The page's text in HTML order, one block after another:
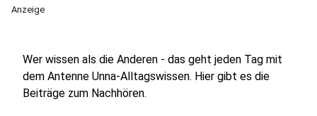
Anzeige
Wer wissen als die Anderen - das geht jeden Tag mit
dem Antenne Unna-Alltagswissen. Hier gibt es die
Beiträge zum Nachhören.